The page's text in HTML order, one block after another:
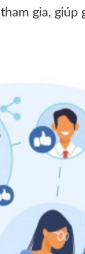
gia,